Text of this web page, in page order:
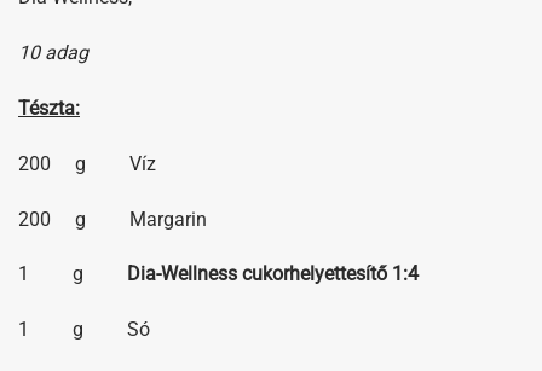
10 adag
Tészta:
200 g Víz
200 g Margarin
1 g Dia-Wellness cukorhelyettesítő 1:4
1 g Só